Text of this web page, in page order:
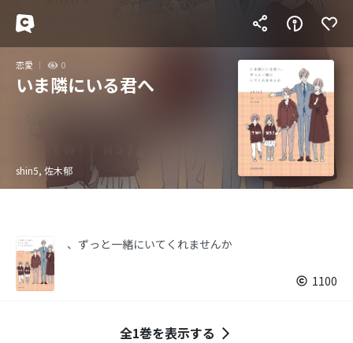
恋愛 0
いま隣にいる君へ
shin5, 佐木郁
、ずっと一緒にいてくれませんか
1100
全1巻を表示する